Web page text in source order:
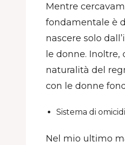
Mentre
fondamentale è
nascere solo
le donne.
naturalità del
con le donne
Sistema di
Nel mio ultimo